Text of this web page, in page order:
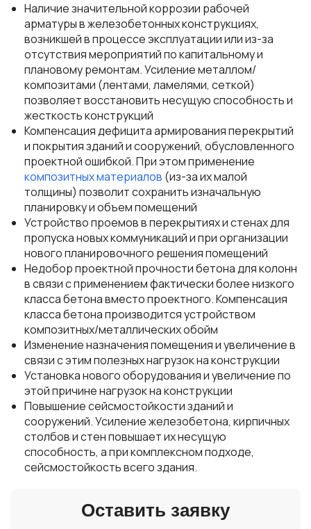
Наличие значительной коррозии рабочей
арматуры в железобетонных конструкциях,
возникшей в процессе эксплуатации или из-за
отсутствия мероприятий по капитальному и
плановому ремонтам. Усиление металлом/
композитами (лентами, ламелями, сеткой)
позволяет восстановить несущую способность и
жесткость конструкций
Компенсация дефицита армирования перекрытий
и покрытия зданий и сооружений, обусловленного
проектной ошибкой. При этом применение
композитных материалов (из-за их малой
толщины) позволит сохранить изначальную
планировку и объем помещений
Устройство проемов в перекрытиях и стенах для
пропуска новых коммуникаций и при организации
нового планировочного решения помещений
Недобор проектной прочности бетона для колонн
в связи с применением фактически более низкого
класса бетона вместо проектного. Компенсация
класса бетона производится устройством
композитных/металлических обойм
Изменение назначения помещения и увеличение в
связи с этим полезных нагрузок на конструкции
Установка нового оборудования и увеличение по
этой причине нагрузок на конструкции
Повышение сейсмостойкости зданий и
сооружений. Усиление железобетона, кирпичных
столбов и стен повышает их несущую
способность, а при комплексном подходе,
сейсмостойкость всего здания.
Оставить заявку